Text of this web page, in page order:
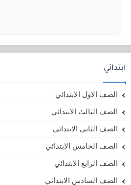
ابتدائي
الصف الاول الابتدائي
الصف الثالث الابتدائي
الصف الثاني الابتدائي
الصف الخامس الابتدائي
الصف الرابع الابتدائي
الصف السادس الابتدائي